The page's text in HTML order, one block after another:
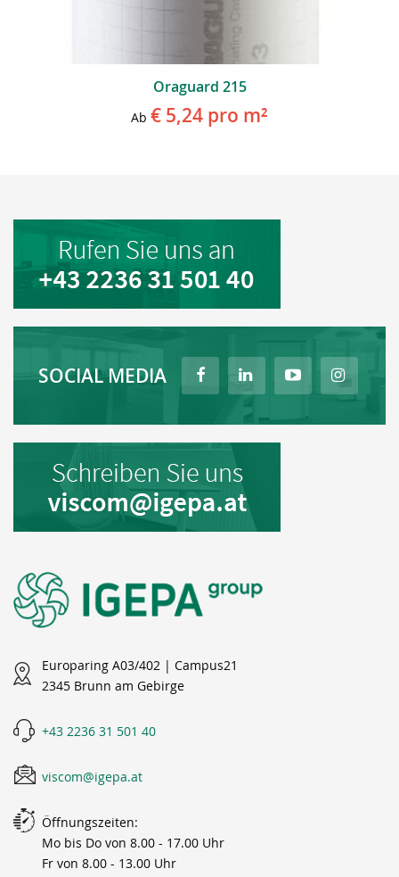
Oraguard 215
Ab € 5,24 pro m²
SOCIAL MEDIA
Europaring A03/402 | Campus21
2345 Brunn am Gebirge
+43 2236 31 501 40
viscom@igepa.at
Öffnungszeiten:
Mo bis Do von 8.00 - 17.00 Uhr
Fr von 8.00 - 13.00 Uhr